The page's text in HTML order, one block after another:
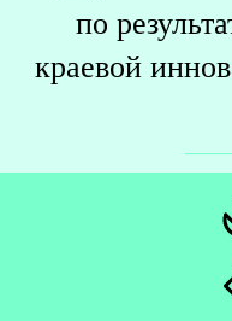
по
краевой